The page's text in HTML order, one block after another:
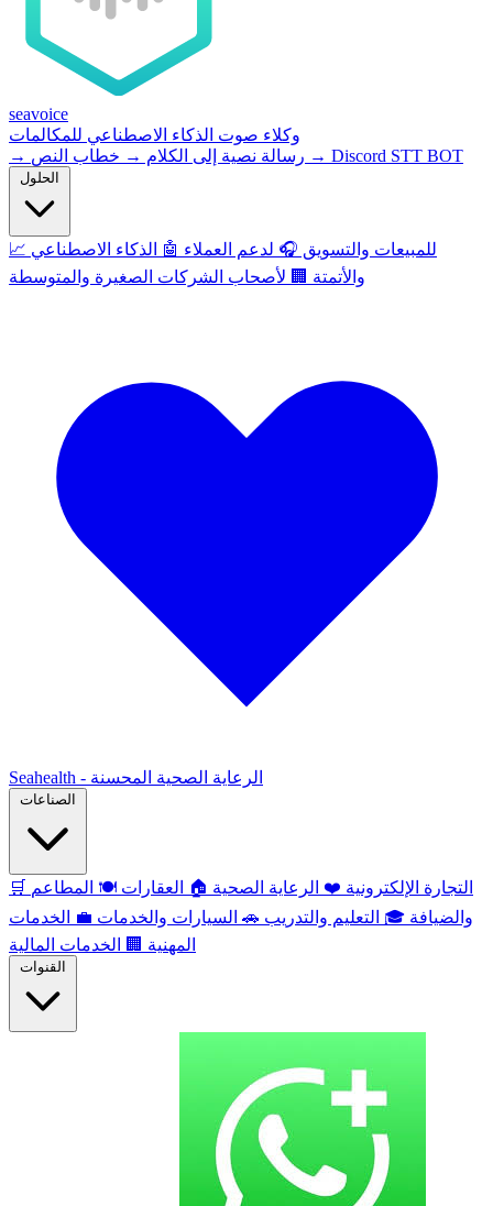
seavoice
وكلاء صوت الذكاء الاصطناعي للمكالمات
→
رسالة نصية إلى الكلام → → Discord STT BOT
📈 للمبيعات والتسويق 🎧 لدعم العملاء 🤖
الذكاء الاصطناعي
والأتمتة 🏢 لأصحاب الشركات الصغيرة والمتوسطة
Seahealth - الرعاية الصحية المحسنة
🛒 التجارة الإلكترونية ❤️ الرعاية الصحية 🏠 العقارات 🍽️ المطاعم
والضيافة 🎓 التعليم والتدريب 🚗 السيارات والخدمات 💼
الخدمات
المهنية 🏢 الخدمات المالية